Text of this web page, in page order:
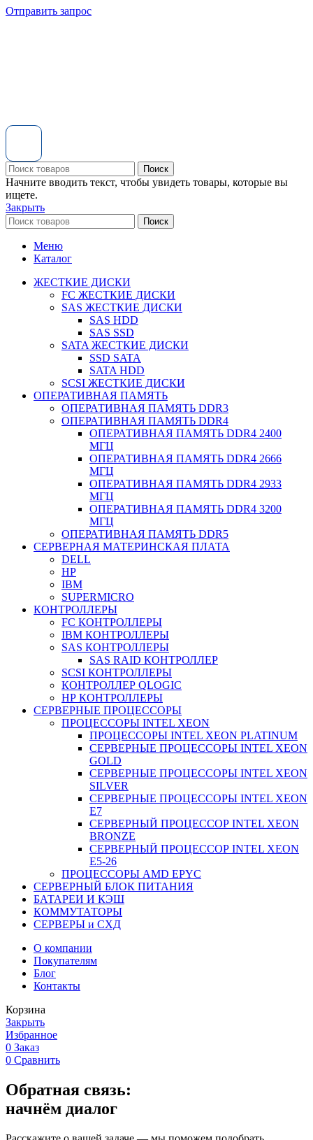
Отправить запрос
Поиск
Начните вводить текст, чтобы увидеть товары, которые вы
ищете.
Закрыть
Поиск
Меню
Каталог
ЖЕСТКИЕ ДИСКИ
FC ЖЕСТКИЕ ДИСКИ
SAS ЖЕСТКИЕ ДИСКИ
SAS HDD
SAS SSD
SATA ЖЕСТКИЕ ДИСКИ
SSD SATA
SATA HDD
SCSI ЖЕСТКИЕ ДИСКИ
ОПЕРАТИВНАЯ ПАМЯТЬ
ОПЕРАТИВНАЯ ПАМЯТЬ DDR3
ОПЕРАТИВНАЯ ПАМЯТЬ DDR4
ОПЕРАТИВНАЯ ПАМЯТЬ DDR4 2400
МГЦ
ОПЕРАТИВНАЯ ПАМЯТЬ DDR4 2666
МГЦ
ОПЕРАТИВНАЯ ПАМЯТЬ DDR4 2933
МГЦ
ОПЕРАТИВНАЯ ПАМЯТЬ DDR4 3200
МГЦ
ОПЕРАТИВНАЯ ПАМЯТЬ DDR5
СЕРВЕРНАЯ МАТЕРИНСКАЯ ПЛАТА
DELL
HP
IBM
SUPERMICRO
КОНТРОЛЛЕРЫ
FC КОНТРОЛЛЕРЫ
IBM КОНТРОЛЛЕРЫ
SAS КОНТРОЛЛЕРЫ
SAS RAID КОНТРОЛЛЕР
SCSI КОНТРОЛЛЕРЫ
КОНТРОЛЛЕР QLOGIC
НР КОНТРОЛЛЕРЫ
СЕРВЕРНЫЕ ПРОЦЕССОРЫ
ПРОЦЕССОРЫ INTEL XEON
ПРОЦЕССОРЫ INTEL XEON PLATINUM
СЕРВЕРНЫЕ ПРОЦЕССОРЫ INTEL XEON
GOLD
СЕРВЕРНЫЕ ПРОЦЕССОРЫ INTEL XEON
SILVER
СЕРВЕРНЫЕ ПРОЦЕССОРЫ INTEL XEON
Е7
СЕРВЕРНЫЙ ПРОЦЕССОР INTEL XEON
BRONZE
СЕРВЕРНЫЙ ПРОЦЕССОР INTEL XEON
Е5-26
ПРОЦЕССОРЫ AMD EPYC
СЕРВЕРНЫЙ БЛОК ПИТАНИЯ
БАТАРЕИ И КЭШ
КОММУТАТОРЫ
СЕРВЕРЫ и СХД
О компании
Покупателям
Блог
Контакты
Корзина
Закрыть
Избранное
0 Заказ
0 Сравнить
Обратная связь:
начнём диалог